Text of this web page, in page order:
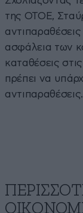
της ΟΤΟΕ,
ασφάλεια των
καταθέσεις
πρέπει να
αντιπαραθέσεις.